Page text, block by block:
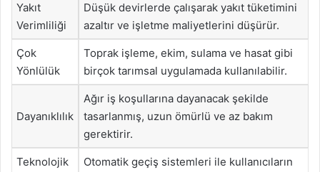
Yakıt
Verimliliği
Düşük devirlerde çalışarak yakıt tüketimini
azaltır ve işletme maliyetlerini düşürür.
Çok
Yönlülük
Toprak işleme, ekim, sulama ve hasat gibi
birçok tarımsal uygulamada kullanılabilir.
Dayanıklılık
Ağır iş koşullarına dayanacak şekilde
tasarlanmış, uzun ömürlü ve az bakım
gerektirir.
Teknolojik
Otomatik geçiş sistemleri ile kullanıcıların